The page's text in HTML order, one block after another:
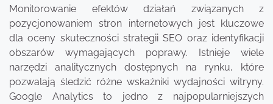
Monitorowanie efektów działań związanych z
pozycjonowaniem stron internetowych jest kluczowe
dla oceny skuteczności strategii SEO oraz identyfikacji
obszarów wymagających poprawy. Istnieje wiele
narzędzi analitycznych dostępnych na rynku, które
pozwalają śledzić różne wskaźniki wydajności witryny.
Google Analytics to jedno z najpopularniejszych